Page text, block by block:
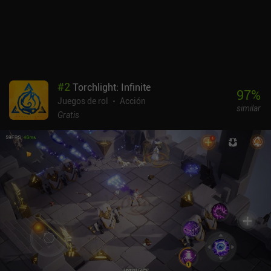
agradable y es perfecta para sesiones de juego cortas. Es un
comienzo prometedor para un juego en desarrollo activo, y ahora
sólo necesita más contenido, tipos de mazmorras y nuevas
armas.Dungeon Valley se monetiza a través de iAPs para oro y
mascotas que aumentan ligeramente la caída de oro y la
regeneración de salud. Dado que el botín procede casi
exclusivamente de los monstruos, los iAP nunca son necesarios y
no entorpecen la experiencia free-to-play.
#2 Torchlight: Infinite
Juegos de rol
Acción
Gratis
97%
similar